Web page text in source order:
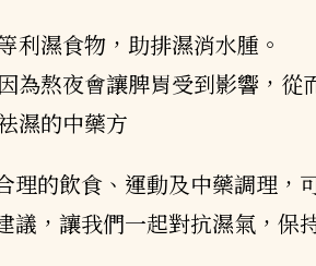
利濕食物，助排濕消水腫。
為熬夜會讓脾胃受到影響，從
濕的中藥方
的飲食、運動及中藥調理，
，讓我們一起對抗濕氣，保